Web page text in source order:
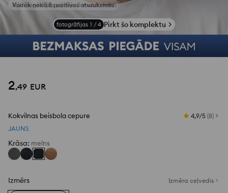
Kāds iegādājās pēdējo 3 stundu laikā
fotogrāfijas 1 / 4 Pirkt šo komplektu
2,49 EUR
Kokvilnas beisbola cepure 4,9/5 (8)
JAUNS
Krāsa: melns
Izmērs Izmēra ceļvedis